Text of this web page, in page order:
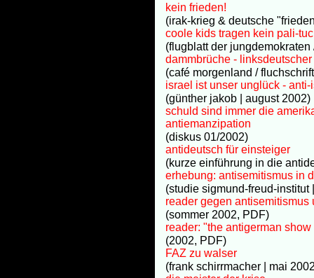
kein frieden!
(irak-krieg & deutsche
coole kids tragen kein pali-
(flugblatt der
dammbrüche -
(café morgenland /
israel ist unser unglück -
(günther jakob | august 2002)
schuld sind immer die
antiemanzipation
(diskus 01/2002)
antideutsch für einsteiger
(kurze einführung in die
erhebung: antisemitismus in
(studie sigmund-freud-institut
reader gegen antisemitismus
(sommer 2002, PDF)
reader: "the antigerman
(2002, PDF)
FAZ zu walser
(frank schirrmacher | mai